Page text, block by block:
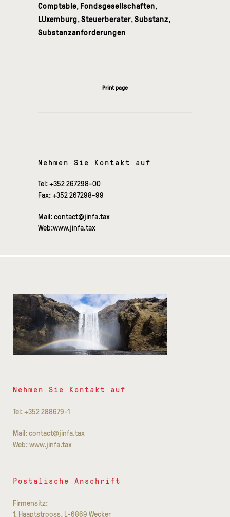
Comptable,Fondsgesellschaften,
LUxemburg,Steuerberater,Substanz,
Substanzanforderungen
Print page
Nehmen Sie Kontakt auf
Tel: +352 267298-00
Fax: +352 267298-99
Mail: contact@jinfa.tax
Web:www.jinfa.tax
Nehmen Sie Kontakt auf
Tel: +352 288679-1
Mail: contact@jinfa.tax
Web: www.jinfa.tax
Postalische Anschrift
Firmensitz:
1, Haaptstrooss, L-6869 Wecker